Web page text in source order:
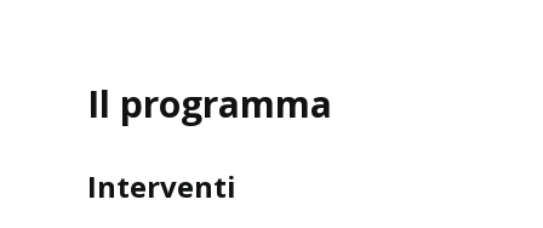
Il programma
Interventi